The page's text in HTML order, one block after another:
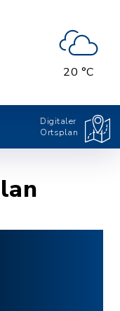
20 °C
Digitaler
Ortsplan